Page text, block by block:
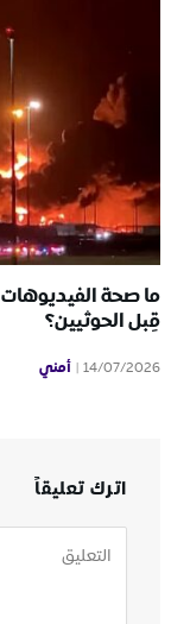
ما صحة
قِبل الحوثيين؟
14/07/2026 أمني
اترك تعليقاً